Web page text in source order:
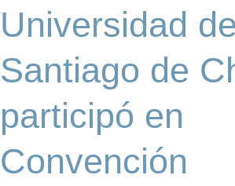
Universidad de
Santiago de
participó en
Convención
Internacional
BizCannExpo
en
Colombia